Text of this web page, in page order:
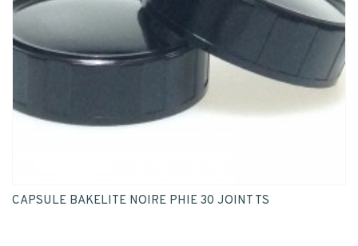
CAPSULE BAKELITE NOIRE PHIE 30 JOINT TS